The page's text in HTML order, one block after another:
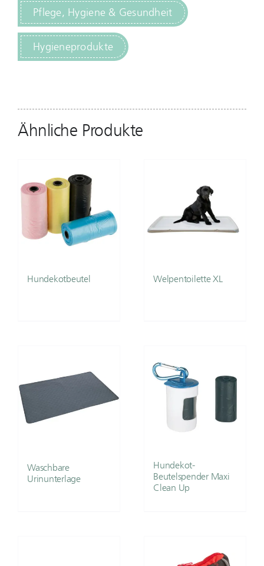
Pflege, Hygiene & Gesundheit
Hygieneprodukte
Ähnliche Produkte
Hundekotbeutel Welpentoilette XL
Waschbare
Urinunterlage
Hundekot-
Beutelspender Maxi
Clean Up